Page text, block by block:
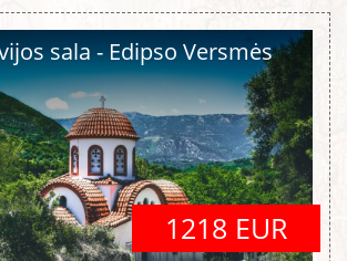
sala - Edipso Versmės
1218 EUR